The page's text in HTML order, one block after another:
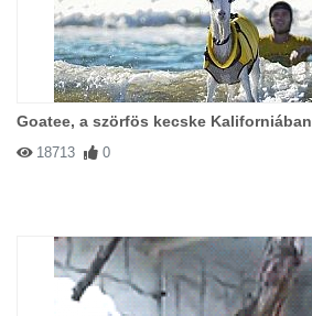
Goatee, a szörfös kecske Kaliforniában
18713 0